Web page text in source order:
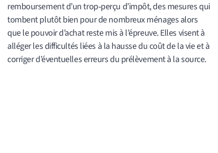
remboursement d’un trop‑perçu d’impôt, des mesures qui
tombent plutôt bien pour de nombreux ménages alors
que le pouvoir d’achat reste mis à l’épreuve. Elles visent à
alléger les difficultés liées à la hausse du coût de la vie et à
corriger d’éventuelles erreurs du prélèvement à la source.